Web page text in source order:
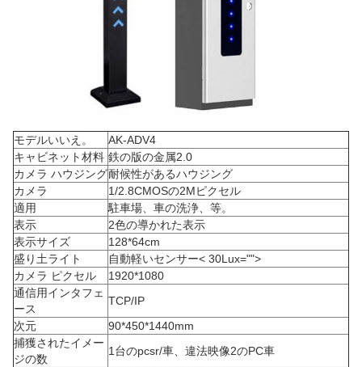
モデルいいえ。
AK-ADV4
キャビネット材料 鉄の版の金属2.0
カメラ ハウジング耐候性があるハウジング
カメラ
1/2.8CMOSの2Mピクセル
適用
駐車場、車の洗浄、等。
表示
2色の導かれた表示
表示サイズ
128*64cm
盛り土ライト
自動軽いセンサー< 30Lux="">
カメラ ピクセル
1920*1080
通信用インタフェ
ース
TCP/IP
次元
90*450*1440mm
捕獲されたイメー
ジの数
1台のpcsr/車、違法映像2のPC車